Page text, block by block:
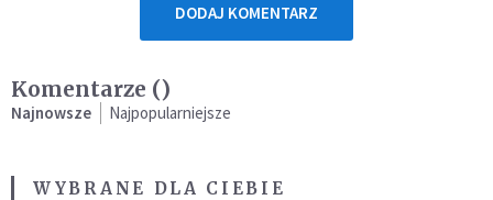
DODAJ KOMENTARZ
Komentarze ()
Najnowsze Najpopularniejsze
WYBRANE DLA CIEBIE